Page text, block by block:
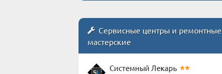
Сервисные центры и ремонтные
мастерские
Системный Лекарь